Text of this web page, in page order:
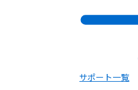
サポート一覧